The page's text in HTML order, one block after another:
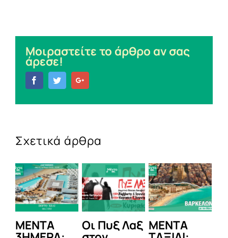
Μοιραστείτε το άρθρο αν σας
άρεσε!
FacebookTwitter
Σχετικά άρθρα
ΜΕΝΤΑ Οι Πυξ Λαξ ΜΕΝΤΑ